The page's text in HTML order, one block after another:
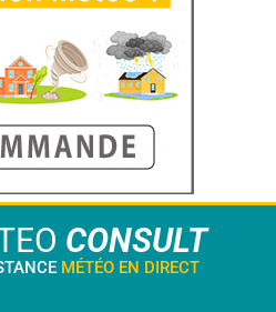
CONSULT
MÉTÉO EN DIRECT